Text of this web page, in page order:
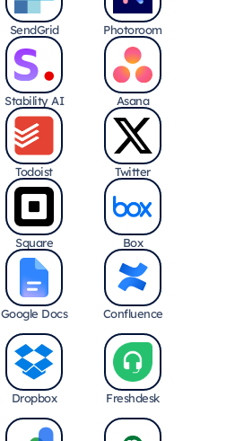
SendGrid Photoroom
Stability AI Asana
Todoist Twitter
Square Box
Google Docs Confluence
Dropbox Freshdesk